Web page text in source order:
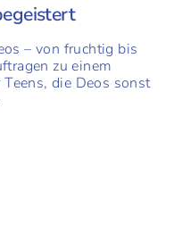
– von fruchtig bis
zu einem
die Deos sonst